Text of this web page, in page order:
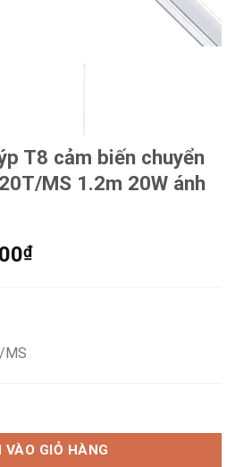
T8 cảm biến chuyển
MS 1.2m 20W ánh
₫Giá
MS
biến chuyển động MPE LT8-
VÀO GIỎ HÀNG